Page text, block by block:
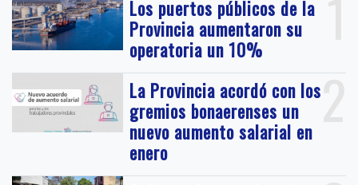
1
Los puertos públicos de la
Provincia aumentaron su
operatoria un 10%
2
La Provincia acordó con los
gremios bonaerenses un
nuevo aumento salarial en
enero